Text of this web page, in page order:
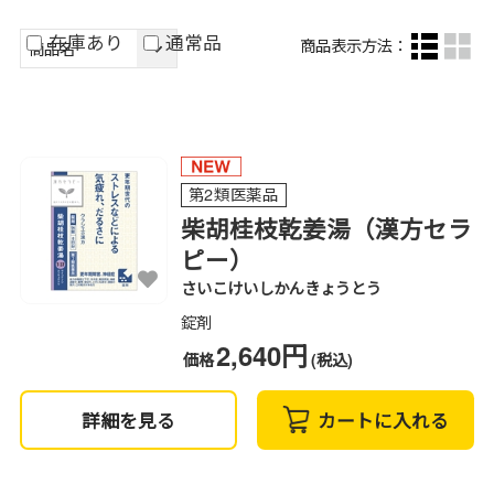
通常品
在庫あり 商品表示方法：
第2類医薬品
柴胡桂枝乾姜湯（漢方セラ
ピー）
さいこけいしかんきょうとう
錠剤
価格2,640円 (税込)
詳細を見る カートに入れる